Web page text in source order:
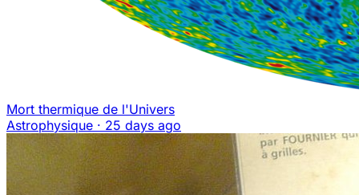
Mort thermique de l'Univers
Astrophysique · 25 days ago